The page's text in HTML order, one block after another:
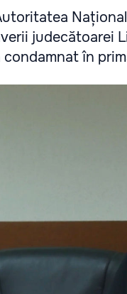
judecătoarei
condamnat în